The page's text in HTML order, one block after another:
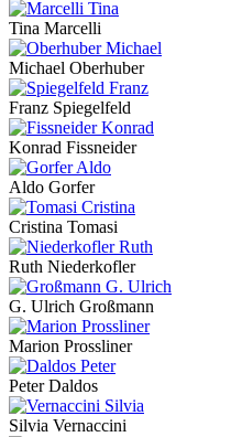
Tina Marcelli
Michael Oberhuber
Franz Spiegelfeld
Konrad Fissneider
Aldo Gorfer
Cristina Tomasi
Ruth Niederkofler
G. Ulrich Großmann
Marion Prossliner
Peter Daldos
Silvia Vernaccini